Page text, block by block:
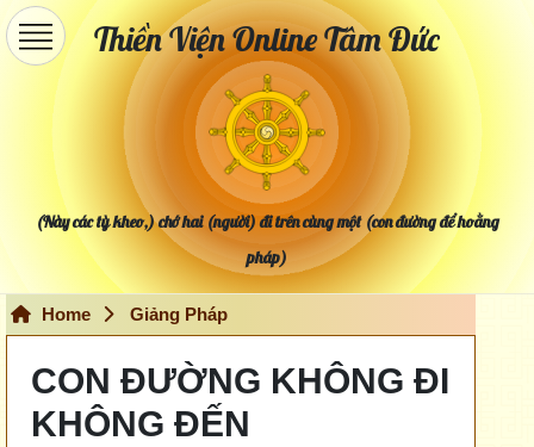
Thiền Viện Online Tâm Đức
(Này các tỳ kheo,) chớ hai (người) đi trên cùng một (con đường để hoằng
pháp)
Home Giảng Pháp
CON ĐƯỜNG KHÔNG ĐI
KHÔNG ĐẾN